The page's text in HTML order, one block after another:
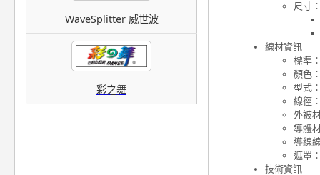
WaveSplitter 威世波
彩之舞
尺寸
線材資訊
標準
顏色
型式
線徑
外被
導體
導線
遮罩
技術資訊